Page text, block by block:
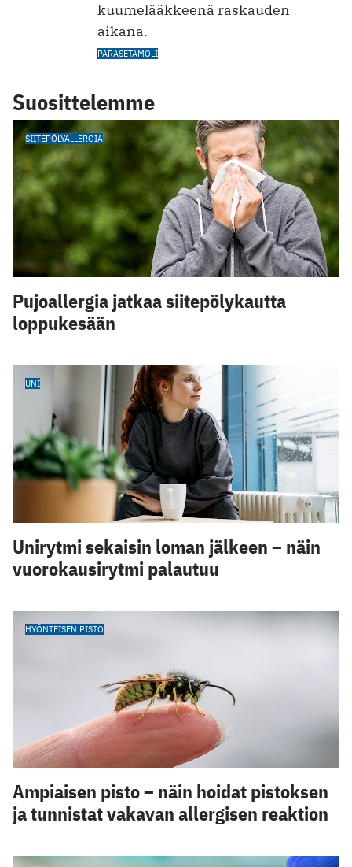
kuumelääkkeenä raskauden
aikana.
PARASETAMOLI
Suosittelemme
SIITEPÖLYALLERGIA
Pujoallergia jatkaa siitepölykautta
loppukesään
UNI
Unirytmi sekaisin loman jälkeen – näin
vuorokausirytmi palautuu
HYÖNTEISEN PISTO
Ampiaisen pisto – näin hoidat pistoksen
ja tunnistat vakavan allergisen reaktion